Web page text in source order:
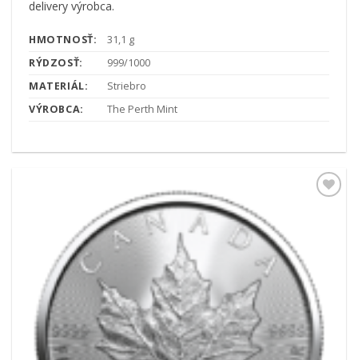
delivery výrobca.
HMOTNOSŤ:
31,1 g
RÝDZOSŤ:
999/1000
MATERIÁL:
Striebro
VÝROBCA:
The Perth Mint